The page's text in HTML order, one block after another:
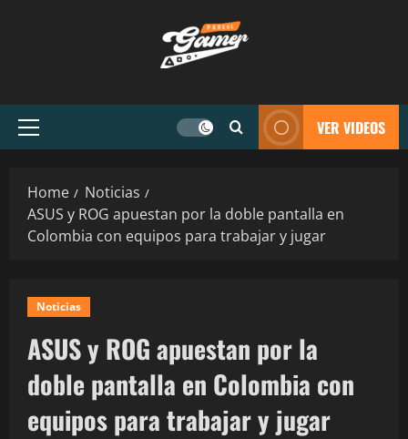
VER VIDEOS
Home
Noticias
ASUS y ROG apuestan por la doble pantalla en
Colombia con equipos para trabajar y jugar
Noticias
ASUS y ROG apuestan por la
doble pantalla en Colombia con
equipos para trabajar y jugar